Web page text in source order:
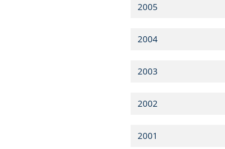
2005
2004
2003
2002
2001